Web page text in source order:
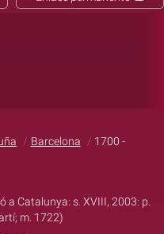
Barcelona
1700 -
a Catalunya: s. XVIII, 2003: p.
m. 1722)